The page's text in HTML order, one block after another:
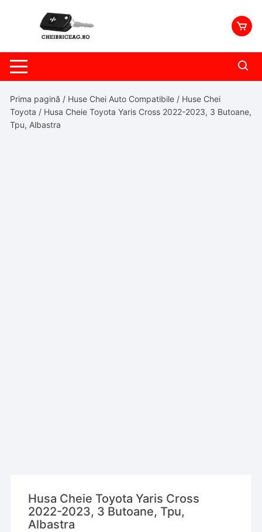
Prima pagină / Huse Chei Auto Compatibile / Huse Chei
Toyota / Husa Cheie Toyota Yaris Cross 2022-2023, 3 Butoane,
Tpu, Albastra
Husa Cheie Toyota Yaris Cross
2022-2023, 3 Butoane, Tpu,
Albastra